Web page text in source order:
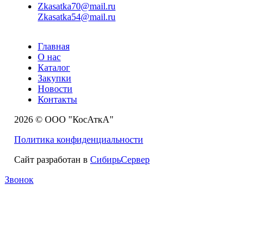
Zkasatka70@mail.ru
Zkasatka54@mail.ru
Главная
О нас
Каталог
Закупки
Новости
Контакты
2026 © ООО "КосАткА"
Политика конфиденциальности
Сайт разработан в СибирьСервер
Звонок